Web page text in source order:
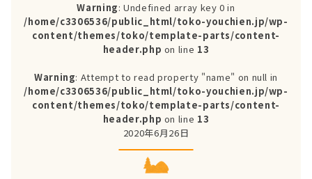
Warning: Undefined array key 0 in
/home/c3306536/public_html/toko-youchien.jp/wp-
content/themes/toko/template-parts/content-
header.php on line 13
Warning: Attempt to read property "name" on null in
/home/c3306536/public_html/toko-youchien.jp/wp-
content/themes/toko/template-parts/content-
header.php on line 13
2020年6月26日